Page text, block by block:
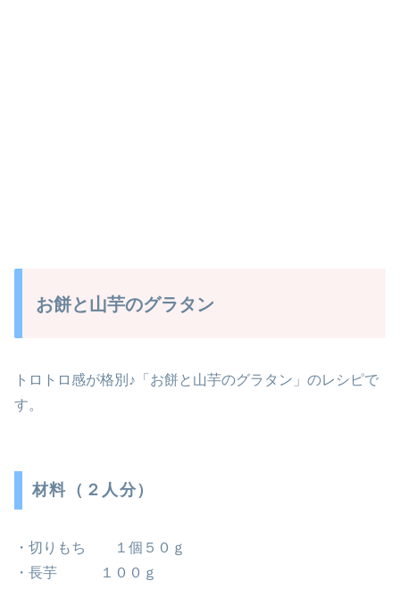
お餅と山芋のグラタン
トロトロ感が格別♪「お餅と山芋のグラタン」のレシピで
す。
材料（２人分）
・切りもち １個５０ｇ
・長芋 １００ｇ